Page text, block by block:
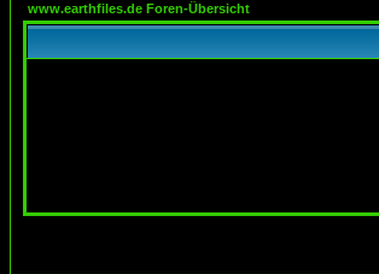
www.earthfiles.de Foren-Übersicht